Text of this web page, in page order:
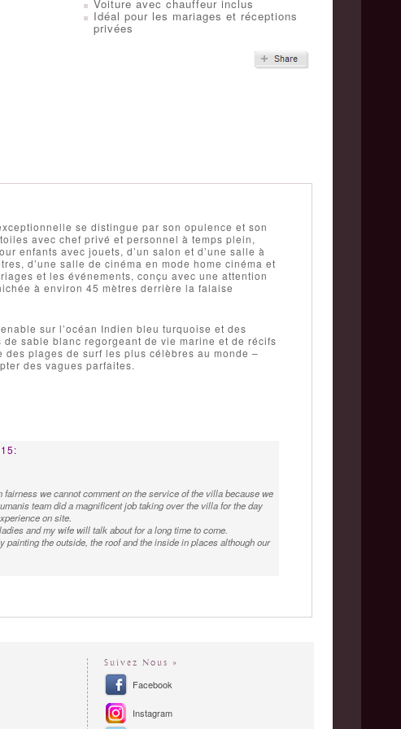
Voiture avec chauffeur inclus
Idéal pour les mariages et réceptions
privées
se distingue par son opulence et son
avec chef privé et personnel à temps plein,
enfants avec jouets, d’un salon et d’une salle à
d’une salle de cinéma en mode home cinéma et
et les événements, conçu avec une attention
à environ 45 mètres derrière la falaise
sur l’océan Indien bleu turquoise et des
sable blanc regorgeant de vie marine et de récifs
plages de surf les plus célèbres au monde –
des vagues parfaites.
we cannot comment on the service of the villa because we
team did a magnificent job taking over the villa for the day
on site.
and my wife will talk about for a long time to come.
the outside, the roof and the inside in places although our
Suivez Nous »
Facebook
Instagram